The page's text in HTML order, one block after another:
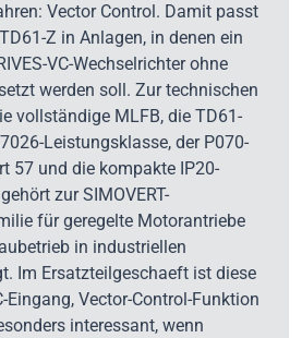
Vector Control. Damit passt
Z in Anlagen, in denen ein
VC-Wechselrichter ohne
werden soll. Zur technischen
vollständige MLFB, die TD61-
Leistungsklasse, der P070-
57 und die kompakte IP20-
zur SIMOVERT-
für geregelte Motorantriebe
in industriellen
Im Ersatzteilgeschaeft ist diese
Eingang, Vector-Control-Funktion
interessant, wenn